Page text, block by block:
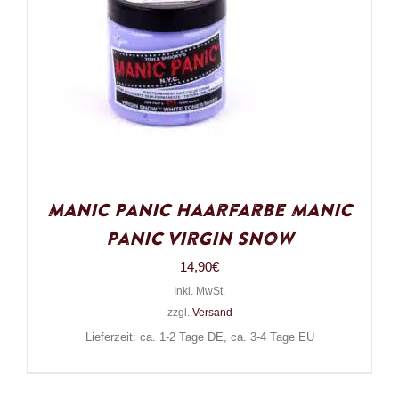
Manic Panic Haarfarbe Manic
Panic Virgin Snow
14,90€
Inkl. MwSt.
zzgl. Versand
Lieferzeit: ca. 1-2 Tage DE, ca. 3-4 Tage EU